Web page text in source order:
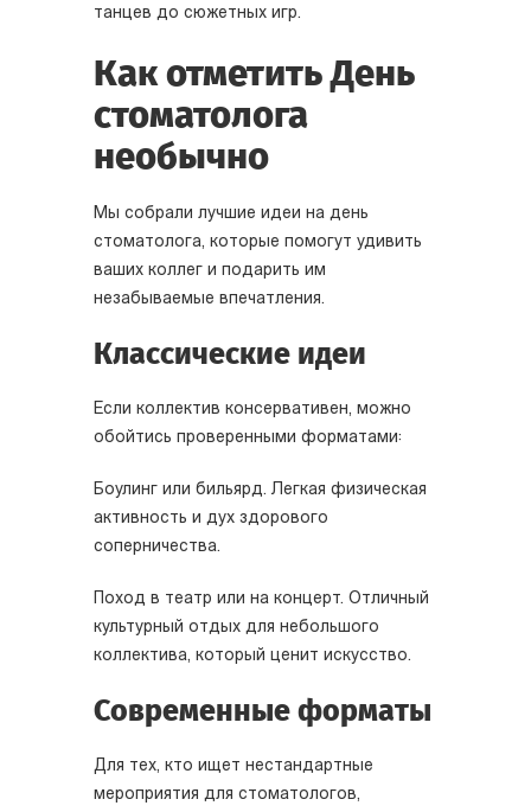
танцев до сюжетных игр.
Как отметить День
стоматолога
необычно
Мы собрали лучшие идеи на день
стоматолога, которые помогут удивить
ваших коллег и подарить им
незабываемые впечатления.
Классические идеи
Если коллектив консервативен, можно
обойтись проверенными форматами:
Боулинг или бильярд. Легкая физическая
активность и дух здорового
соперничества.
Поход в театр или на концерт. Отличный
культурный отдых для небольшого
коллектива, который ценит искусство.
Современные форматы
Для тех, кто ищет нестандартные
мероприятия для стоматологов,